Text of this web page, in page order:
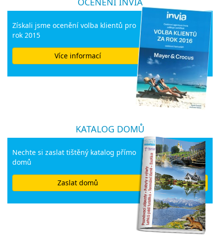
Získali jsme ocenění volba klientů pro
rok 2015
Více informací
KATALOG DOMŮ
Nechte si zaslat tištěný katalog přímo
domů
Zaslat domů